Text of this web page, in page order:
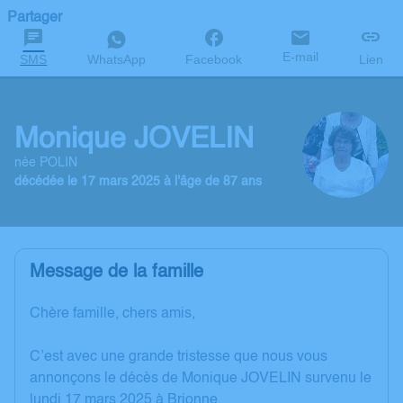
Partager
SMS WhatsApp Facebook E-mail Lien
Monique JOVELIN
née POLIN
décédée le 17 mars 2025 à l'âge de 87 ans
Message de la famille
Chère famille, chers amis,
C’est avec une grande tristesse que nous vous
annonçons le décès de Monique JOVELIN survenu le